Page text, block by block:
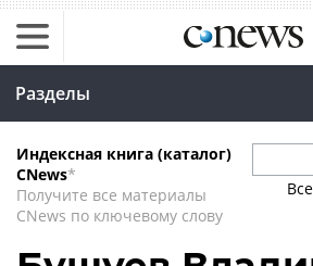
Разделы
Индексная книга (каталог)
CNews*
Получите все материалы
CNews по ключевому слову